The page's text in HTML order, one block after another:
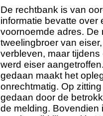
De rechtbank is van
informatie bevatte over
voornoemde adres. De
tweelingbroer van
verbleven, maar
werd eiser
gedaan maakt het
onrechtmatig. Op
gedaan door de
de melding. Bovendien